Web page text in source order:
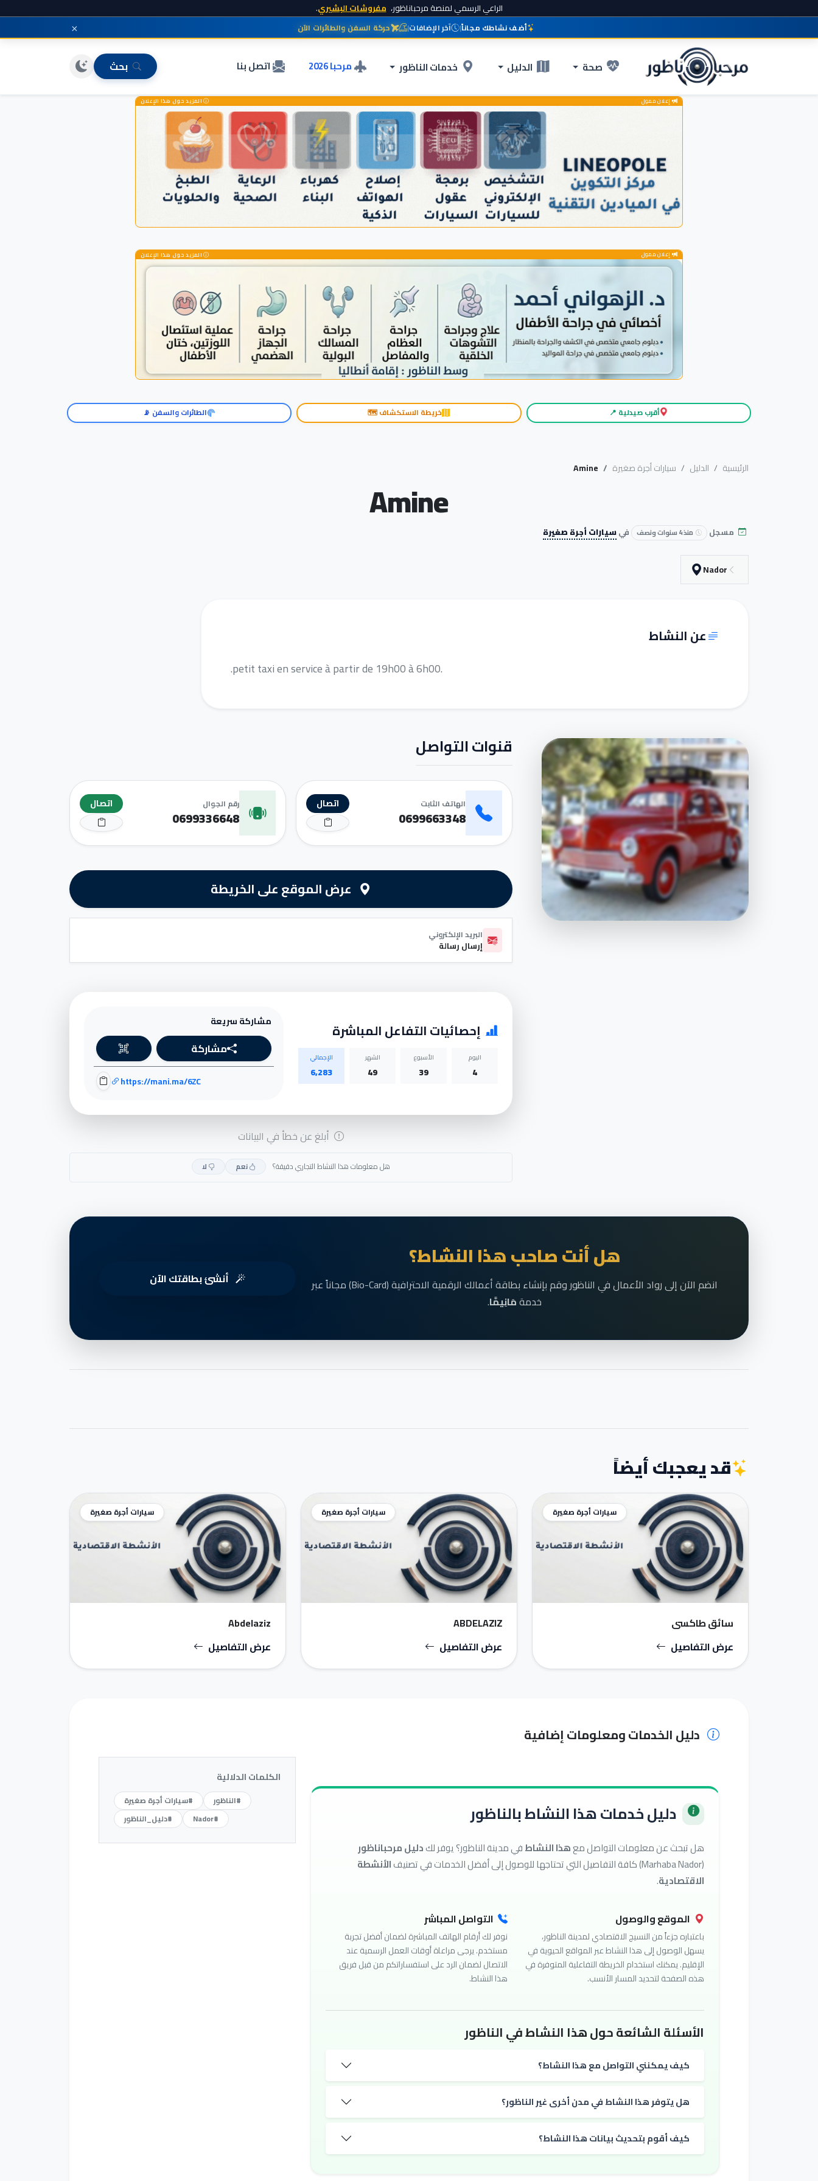
الراعي الرسمي لمنصة مرحباناظور، مفروشات البشيري.
أضف نشاطك مجاناً| آخر الإضافات| حركة السفن والطائرات الآن ×
صحة الدليل خدمات الناظور مرحبا 2026 اتصل بنا بحث
إعلان ممول المزيد حول هذا الإعلان
إعلان ممول المزيد حول هذا الإعلان
أقرب صيدلية 📍 خريطة الاستكشاف 🗺️ الطائرات والسفن 📡
الرئيسية الدليل سيارات أجرة صغيرة Amine
Amine
مسجل منذ 4 سنوات ونصف فيسيارات أجرة صغيرة
Nador
عن النشاط
.petit taxi en service à partir de 19h00 à 6h00.
قنوات التواصل
الهاتف الثابت
0699663348
اتصال رقم الجوال
0699336648
اتصال
عرض الموقع على الخريطة
البريد الإلكتروني
إرسال رسالة
إحصائيات التفاعل المباشرة
اليوم
4
الأسبوع
39
الشهر
49
الإجمالي
6,283
مشاركة سريعة
مشاركة
https://mani.ma/6ZC
أبلغ عن خطأ في البيانات
هل معلومات هذا النشاط التجاري دقيقة؟ نعم لا
هل أنت صاحب هذا النشاط؟
انضم الآن إلى رواد الأعمال في الناظور وقم بإنشاء بطاقة أعمالك الرقمية الاحترافية (Bio-Card) مجاناً عبر
خدمةمَانِيمَّا.
أنشئ بطاقتك الآن
قد يعجبك أيضاً
سيارات أجرة صغيرة
سائق طاكسي
عرض التفاصيل
سيارات أجرة صغيرة
ABDELAZIZ
عرض التفاصيل
سيارات أجرة صغيرة
Abdelaziz
عرض التفاصيل
دليل الخدمات ومعلومات إضافية
دليل خدمات هذا النشاط بالناظور
هل تبحث عن معلومات التواصل معهذا النشاطفي مدينة الناظور؟ يوفر لكدليل مرحباناظور
(Marhaba Nador) كافة التفاصيل التي تحتاجها للوصول إلى أفضل الخدمات في تصنيف
الأنشطة
الاقتصادية.
الموقع والوصول
باعتباره جزءاً من النسيج الاقتصادي لمدينة الناظور،
يسهل الوصول إلى هذا النشاط عبر المواقع الحيوية في
الإقليم. يمكنك استخدام الخريطة التفاعلية المتوفرة في
هذه الصفحة لتحديد المسار الأنسب.
التواصل المباشر
نوفر لك أرقام الهاتف المباشرة لضمان أفضل تجربة
مستخدم. يرجى مراعاة أوقات العمل الرسمية عند
الاتصال لضمان الرد على استفساراتكم من قبل فريق
هذا النشاط.
الأسئلة الشائعة حول هذا النشاط في الناظور
كيف يمكنني التواصل مع هذا النشاط؟
هل يتوفر هذا النشاط في مدن أخرى غير الناظور؟
كيف أقوم بتحديث بيانات هذا النشاط؟
الكلمات الدلالية
#الناظور
#سيارات أجرة صغيرة
#Nador
#دليل_الناظور